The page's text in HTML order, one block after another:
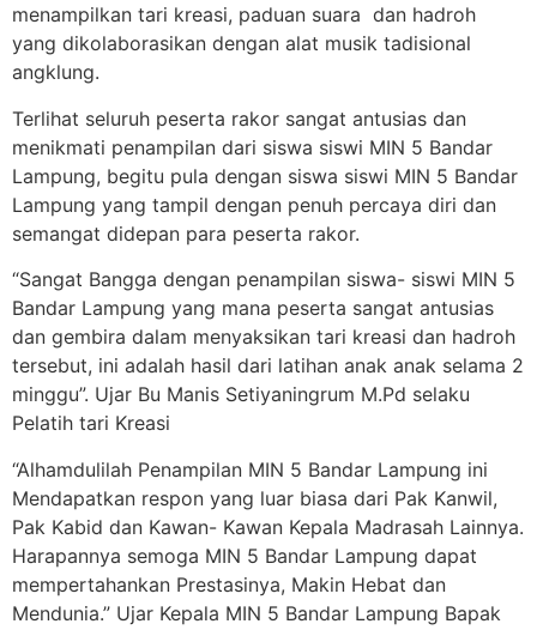
menampilkan tari kreasi, paduan suara dan hadroh
yang dikolaborasikan dengan alat musik tadisional
angklung.
Terlihat seluruh peserta rakor sangat antusias dan
menikmati penampilan dari siswa siswi MIN 5 Bandar
Lampung, begitu pula dengan siswa siswi MIN 5 Bandar
Lampung yang tampil dengan penuh percaya diri dan
semangat didepan para peserta rakor.
“Sangat Bangga dengan penampilan siswa- siswi MIN 5
Bandar Lampung yang mana peserta sangat antusias
dan gembira dalam menyaksikan tari kreasi dan hadroh
tersebut, ini adalah hasil dari latihan anak anak selama 2
minggu”. Ujar Bu Manis Setiyaningrum M.Pd selaku
Pelatih tari Kreasi
“Alhamdulilah Penampilan MIN 5 Bandar Lampung ini
Mendapatkan respon yang luar biasa dari Pak Kanwil,
Pak Kabid dan Kawan- Kawan Kepala Madrasah Lainnya.
Harapannya semoga MIN 5 Bandar Lampung dapat
mempertahankan Prestasinya, Makin Hebat dan
Mendunia.” Ujar Kepala MIN 5 Bandar Lampung Bapak